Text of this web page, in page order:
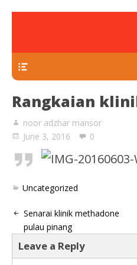
Rangkaian
noor adzhar mansor
June 3, 2016
0
Uncategorized
Senarai klinik methadone
pulau pinang
Leave a Reply